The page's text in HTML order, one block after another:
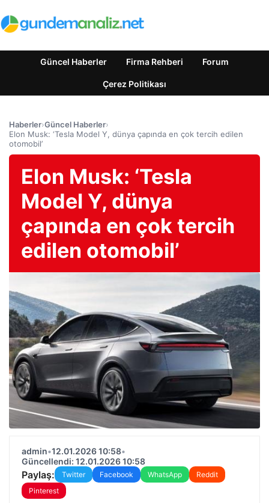
Güncel Haberler Firma Rehberi Forum
Çerez Politikası
Haberler›Güncel Haberler›
Elon Musk: ‘Tesla Model Y, dünya çapında en çok tercih edilen
otomobil’
Elon Musk: ‘Tesla
Model Y, dünya
çapında en çok tercih
edilen otomobil’
admin•12.01.2026 10:58•
Güncellendi: 12.01.2026 10:58
Paylaş: Twitter Facebook WhatsApp
Reddit
Pinterest